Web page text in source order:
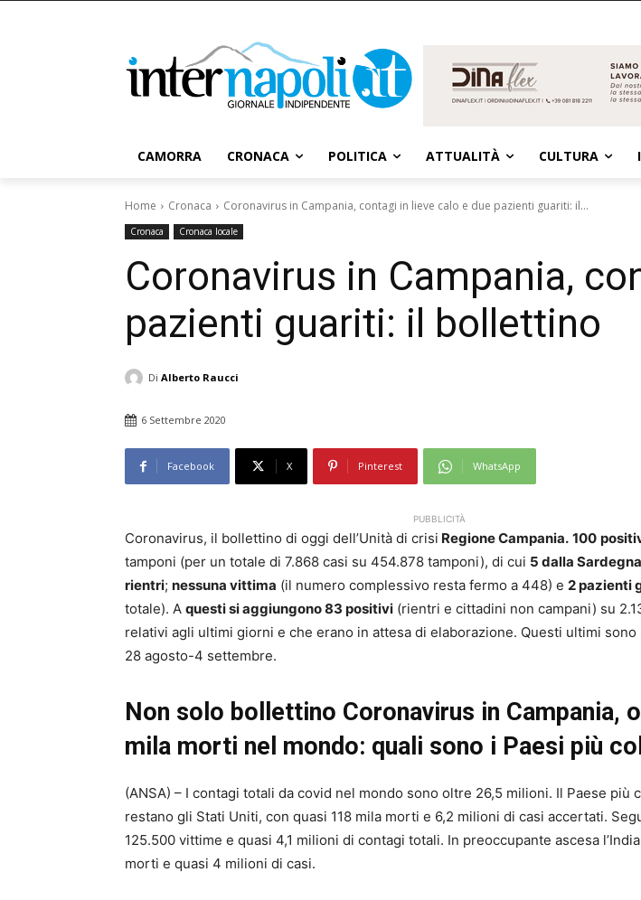
CAMORRA CRONACA POLITICA ATTUALITÀ CULTURA
Home Cronaca Coronavirus in Campania, contagi in lieve calo e due pazienti guariti: il...
Cronaca Cronaca locale
Coronavirus in Campania,
pazienti guariti: il bollettino
Di Alberto Raucci
6 Settembre 2020
Facebook X Pinterest WhatsApp
PUBBLICITÀ
Coronavirus, il bollettino di oggi dell’Unità di crisi Regione Campania. 100
tamponi (per un totale di 7.868 casi su 454.878 tamponi), di cui 5 dalla
rientri; nessuna vittima (il numero complessivo resta fermo a 448) e 2 pazienti
totale). A questi si aggiungono 83 positivi (rientri e cittadini non campani) su
relativi agli ultimi giorni e che erano in attesa di elaborazione. Questi ultimi
28 agosto-4 settembre.
Non solo bollettino Coronavirus in Campania,
mila morti nel mondo: quali sono i Paesi più
(ANSA) – I contagi totali da covid nel mondo sono oltre 26,5 milioni. Il Paese più
restano gli Stati Uniti, con quasi 118 mila morti e 6,2 milioni di casi accertati.
125.500 vittime e quasi 4,1 milioni di contagi totali. In preoccupante ascesa
morti e quasi 4 milioni di casi.